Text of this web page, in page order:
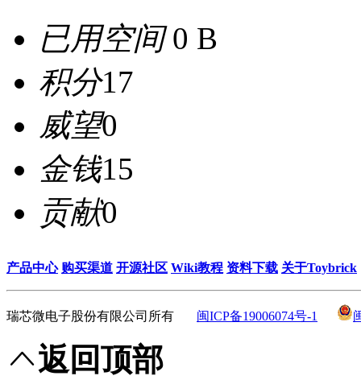
已用空间0 B
积分17
威望0
金钱15
贡献0
产品中心 购买渠道 开源社区 Wiki教程 资料下载 关于Toybrick
瑞芯微电子股份有限公司所有 闽ICP备19006074号-1
返回顶部